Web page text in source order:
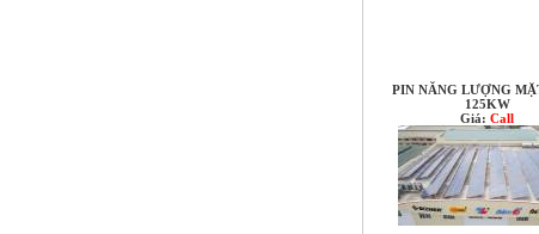
Giá:Call
PIN NLMT 5KW
Giá:Call